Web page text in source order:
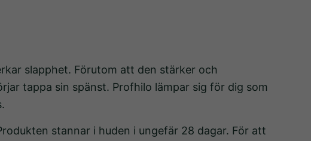
slapphet. Förutom att den stärker och
tappa sin spänst. Profhilo lämpar sig för dig som
stannar i huden i ungefär 28 dagar. För att